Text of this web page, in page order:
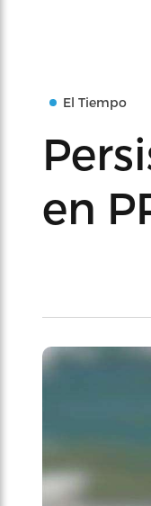
El Tiempo
en